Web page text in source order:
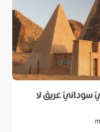
سودانيٌ عريق لا